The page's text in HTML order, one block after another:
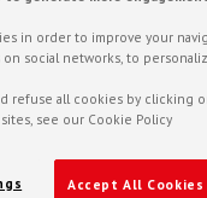
in order to improve your
social networks, to
refuse all cookies by clicking
see our Cookie Policy
Accept All Cookies